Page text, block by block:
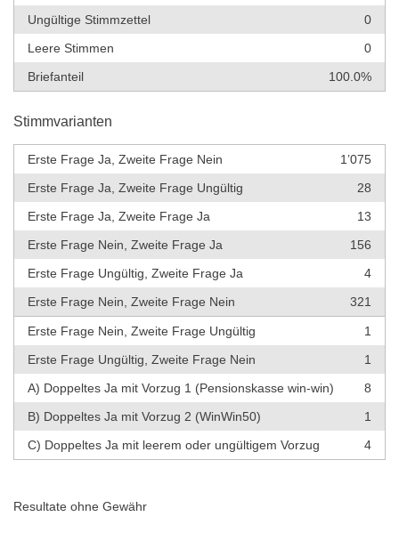
Ungültige Stimmzettel
0
Leere Stimmen
0
Briefanteil
100.0%
Stimmvarianten
Erste Frage Ja, Zweite Frage Nein
1’075
Erste Frage Ja, Zweite Frage Ungültig
28
Erste Frage Ja, Zweite Frage Ja
13
Erste Frage Nein, Zweite Frage Ja
156
Erste Frage Ungültig, Zweite Frage Ja
4
Erste Frage Nein, Zweite Frage Nein
321
Erste Frage Nein, Zweite Frage Ungültig
1
Erste Frage Ungültig, Zweite Frage Nein
1
A) Doppeltes Ja mit Vorzug 1 (Pensionskasse win-win)
8
B) Doppeltes Ja mit Vorzug 2 (WinWin50)
1
C) Doppeltes Ja mit leerem oder ungültigem Vorzug
4
Resultate ohne Gewähr